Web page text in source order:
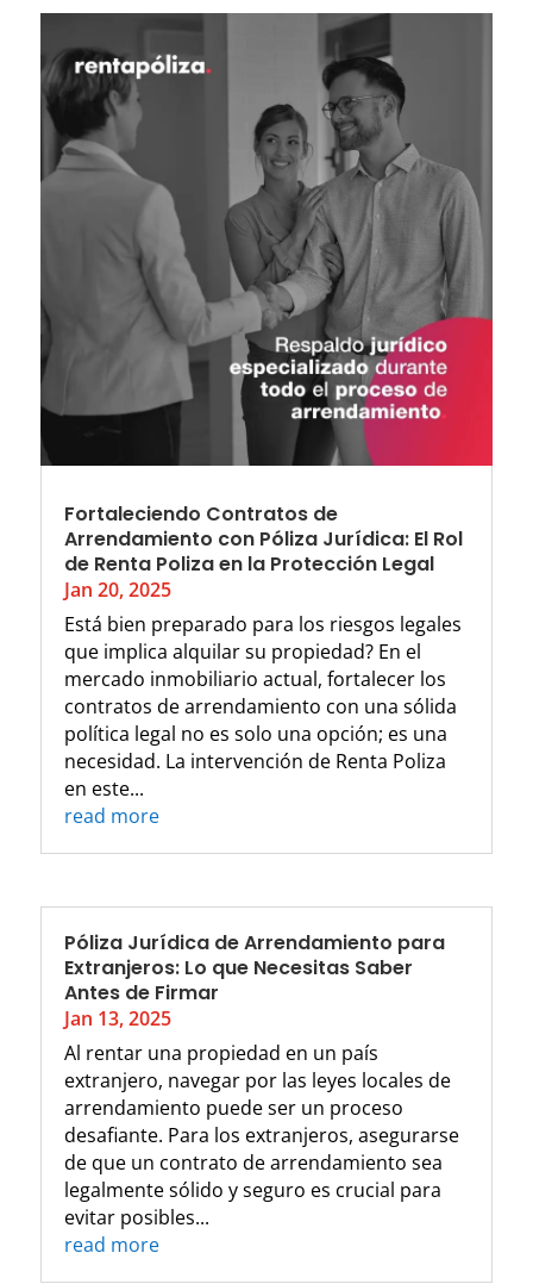
Fortaleciendo Contratos de
Arrendamiento con Póliza Jurídica: El Rol
de Renta Poliza en la Protección Legal
Jan 20, 2025
Está bien preparado para los riesgos legales
que implica alquilar su propiedad? En el
mercado inmobiliario actual, fortalecer los
contratos de arrendamiento con una sólida
política legal no es solo una opción; es una
necesidad. La intervención de Renta Poliza
en este...
read more
Póliza Jurídica de Arrendamiento para
Extranjeros: Lo que Necesitas Saber
Antes de Firmar
Jan 13, 2025
Al rentar una propiedad en un país
extranjero, navegar por las leyes locales de
arrendamiento puede ser un proceso
desafiante. Para los extranjeros, asegurarse
de que un contrato de arrendamiento sea
legalmente sólido y seguro es crucial para
evitar posibles...
read more